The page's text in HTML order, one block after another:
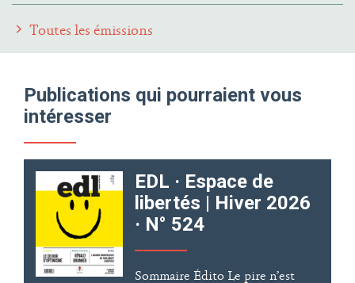
Toutes les émissions
Publications qui pourraient vous
intéresser
EDL · Espace de
libertés | Hiver 2026
· N° 524
Sommaire Édito Le pire n’est